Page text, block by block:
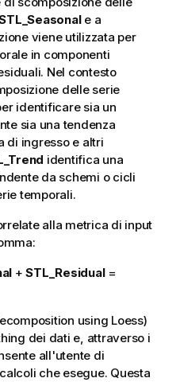
e a
viene utilizzata per
in componenti
Nel contesto
delle serie
identificare sia un
sia una tendenza
di ingresso e altri
identifica una
da schemi o cicli
temporali.
alla metrica di input
+STL_Residual=
using Loess)
dei dati e, attraverso i
all'utente di
che esegue. Questa